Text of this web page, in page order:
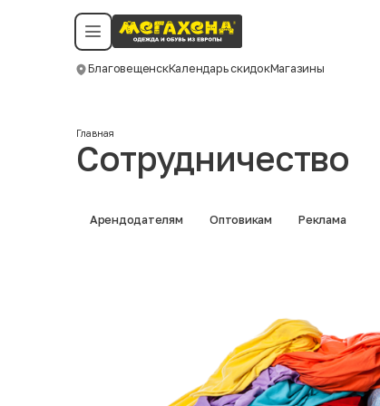
БлаговещенскКалендарь скидокМагазины
Политика конфиденциальности
©️ Мегахенд 2026. Все права защищены.
Смотреть все даты
Главная
Сотрудничество
Арендодателям Оптовикам Реклама